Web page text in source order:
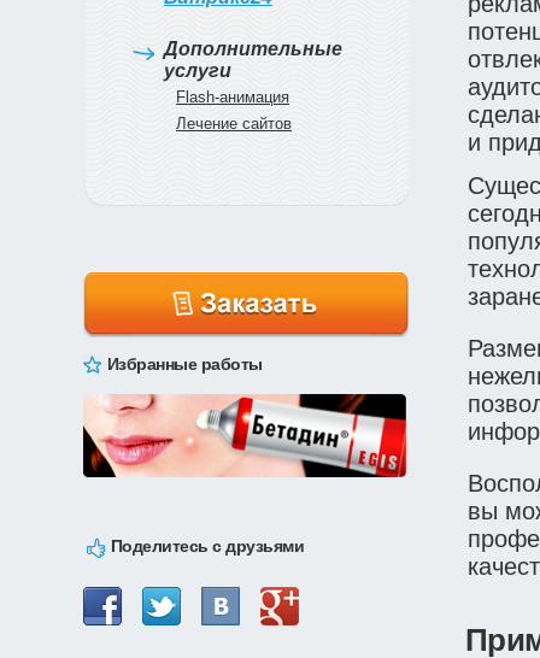
Дополнительные
услуги
Flash-анимация
Лечение сайтов
Избранные работы
Поделитесь с друзьями
и
вы